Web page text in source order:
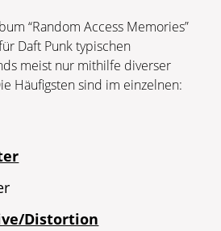
“Random Access Memories”
Daft Punk typischen
meist nur mithilfe diverser
Häufigsten sind im einzelnen:
Distortion